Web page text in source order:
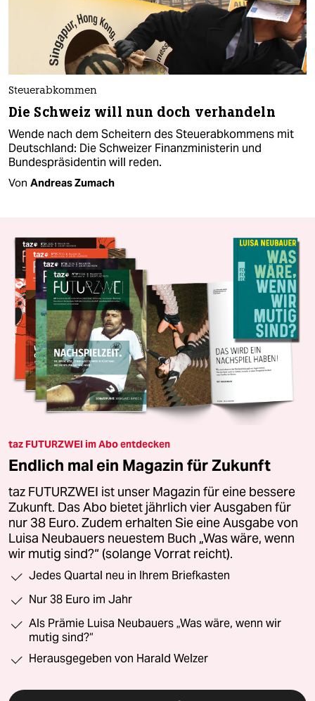
Steuerabkommen
Die Schweiz will nun doch verhandeln
Wende nach dem Scheitern des Steuerabkommens mit
Deutschland: Die Schweizer Finanzministerin und
Bundespräsidentin will reden.
Von Andreas Zumach
taz FUTURZWEI im Abo entdecken
Endlich mal ein Magazin für Zukunft
taz FUTURZWEI ist unser Magazin für eine bessere
Zukunft. Das Abo bietet jährlich vier Ausgaben für
nur 38 Euro. Zudem erhalten Sie eine Ausgabe von
Luisa Neubauers neuestem Buch „Was wäre, wenn
wir mutig sind?“ (solange Vorrat reicht).
Jedes Quartal neu in Ihrem Briefkasten
Nur 38 Euro im Jahr
Als Prämie Luisa Neubauers „Was wäre, wenn wir
mutig sind?“
Herausgegeben von Harald Welzer